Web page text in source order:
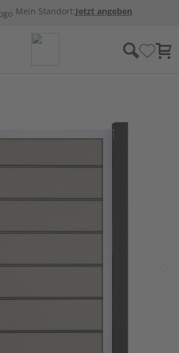
Mein Standort:Jetzt angeben